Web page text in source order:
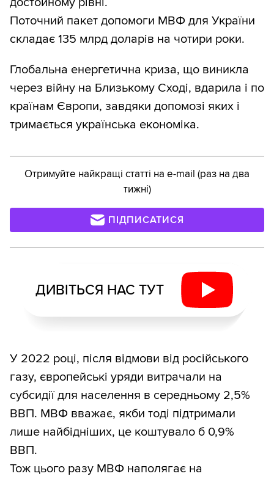
Поточний пакет допомоги МВФ для України
складає 135 млрд доларів на чотири роки.
Глобальна енергетична криза, що виникла
через війну на Близькому Сході, вдарила і по
країнам Європи, завдяки допомозі яких і
тримається українська економіка.
Отримуйте найкращі статті на e-mail (раз на два
тижні)
ПІДПИСАТИСЯ
ДИВІТЬСЯ НАС ТУТ
У 2022 році, після відмови від російського
газу, європейські уряди витрачали на
субсидії для населення в середньому 2,5%
ВВП. МВФ вважає, якби тоді підтримали
лише найбідніших, це коштувало б 0,9%
ВВП.
Тож цього разу МВФ наполягає на